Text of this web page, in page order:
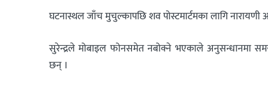
घटनास्थल जाँच मुचुल्कापछि शव पोस्टमार्टमका लागि नारायणी
सुरेन्द्रले मोबाइल फोनसमेत नबोक्ने भएकाले अनुसन्धानमा
छन् ।